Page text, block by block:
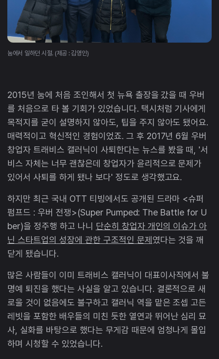
눔에서 일하던 시절. (제공 : 김영인)
2015년 눔에 처음 조인해서 첫 뉴욕 출장을 갔을 때 우버
를 처음으로 타 볼 기회가 있었습니다. 택시처럼 기사에게
목적지를 굳이 설명하지 않아도, 팁을 주지 않아도 됐어요.
매력적이고 혁신적인 경험이었죠. 그 후 2017년 6월 우버
창업자 트래비스 캘러닉이 사퇴한다는 뉴스를 봤을 때, '서
비스 자체는 너무 괜찮은데 창업자가 윤리적으로 문제가
있어서 사퇴를 하게 됐나 보다' 정도로 생각했고요.
하지만 최근 국내 OTT 티빙에서도 공개된 드라마 <슈퍼
펌프드 : 우버 전쟁>(Super Pumped: The Battle for U
ber)을 정주행 하고 나니 단순히 창업자 개인의 이슈가 아
닌 스타트업의 성장에 관한 구조적인 문제였다는 것을 깨
닫게 됐습니다.
많은 사람들이 이미 트래비스 캘러닉이 대표이사직에서 불
명예 퇴진을 했다는 사실을 알고 있습니다. 결론적으로 새
로울 것이 없음에도 불구하고 캘러닉 역을 맡은 조셉 고든
레빗을 포함한 배우들의 미친 듯한 열연과 뛰어난 심리 묘
사, 실화를 바탕으로 했다는 무게감 때문에 엄청나게 몰입
하며 시청할 수 있었습니다.